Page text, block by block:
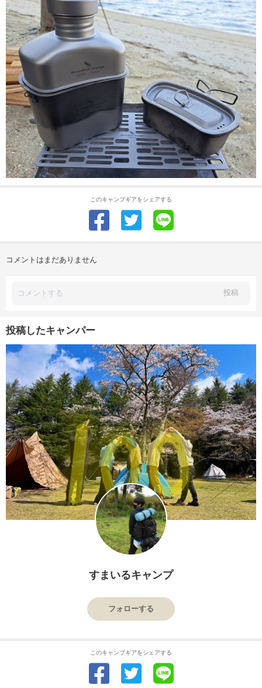
このキャンプギアをシェアする
コメントはまだありません
投稿
投稿したキャンパー
すまいるキャンプ
フォローする
このキャンプギアをシェアする